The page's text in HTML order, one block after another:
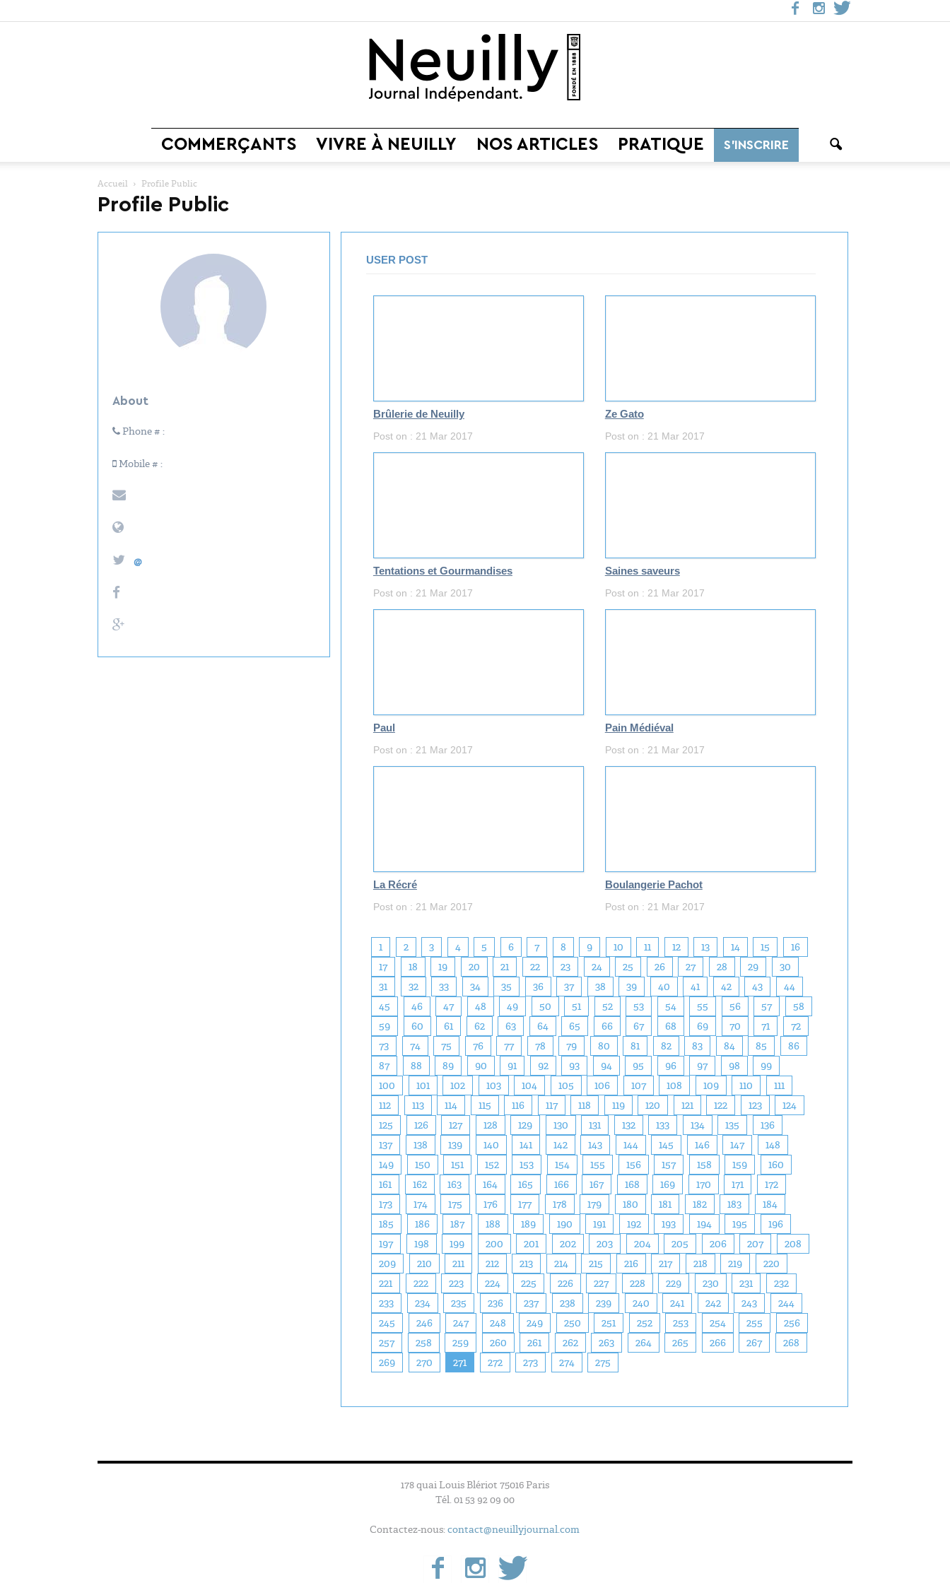
Neuilly
COMMERÇANTS VIVRE À NEUILLY NOS ARTICLES PRATIQUE S’INSCRIRE
Accueil Profile Public
Profile Public
About
Phone # :
Mobile # :
@
USER POST
Brûlerie de Neuilly
Post on : 21 Mar 2017
Ze Gato
Post on : 21 Mar 2017
Tentations et Gourmandises
Post on : 21 Mar 2017
Saines saveurs
Post on : 21 Mar 2017
Paul
Post on : 21 Mar 2017
Pain Médiéval
Post on : 21 Mar 2017
La Récré
Post on : 21 Mar 2017
Boulangerie Pachot
Post on : 21 Mar 2017
1 2 3 4 5 6 7 8 9 10 11 12 13 14 15
16
17
18 19 20 21 22 23 24 25 26 27 28 29
30
31
32 33 34 35 36 37 38 39 40 41 42 43
44
45
46 47 48 49 50 51 52 53 54 55 56 57
58
59
60 61 62 63 64 65 66 67 68 69 70 71
72
73
74 75 76 77 78 79 80 81 82 83 84 85
86
87
88 89 90 91 92 93 94 95 96 97 98
99
100
101 102 103 104 105 106 107 108 109 110
111
112
113 114 115 116 117 118 119 120 121 122 123
124
125
126 127 128 129 130 131 132 133 134 135
136
137
138 139 140 141 142 143 144 145 146 147
148
149
150 151 152 153 154 155 156 157 158 159
160
161
162 163 164 165 166 167 168 169 170 171
172
173
174 175 176 177 178 179 180 181 182 183
184
185
186 187 188 189 190 191 192 193 194 195
196
197
198 199 200 201 202 203 204 205 206 207
208
209
210 211 212 213 214 215 216 217 218 219
220
221
222 223 224 225 226 227 228 229 230 231
232
233
234 235 236 237 238 239 240 241 242 243
244
245
246 247 248 249 250 251 252 253 254 255
256
257
258 259 260 261 262 263 264 265 266 267
268
269
270 271 272 273 274 275
178 quai Louis Blériot 75016 Paris
Tél. 01 53 92 09 00
Contactez-nous:contact@neuillyjournal.com